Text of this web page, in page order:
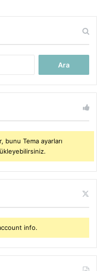
Tema ayarları
info.